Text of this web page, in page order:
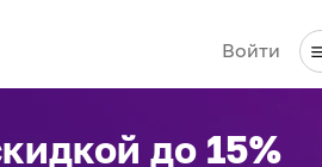
Войти
до 15%